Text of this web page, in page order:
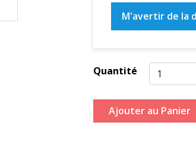
M'avertir de la
Quantité
Ajouter au Panier